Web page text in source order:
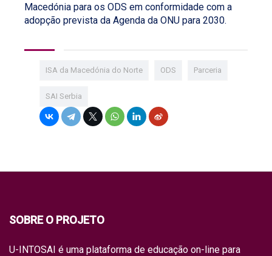
Macedónia para os ODS em conformidade com a
adopção prevista da Agenda da ONU para 2030.
ISA da Macedónia do Norte ODS Parceria
SAI Serbia
SOBRE O PROJETO
U-INTOSAI é uma plataforma de educação on-line para